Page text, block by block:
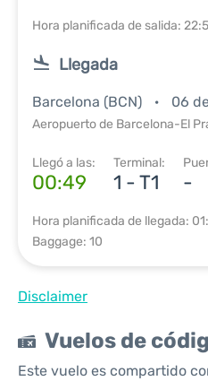
Hora planificada de salida:
Llegada
Barcelona (BCN) 06
Aeropuerto de Barcelona-El
Llegó a las:
00:49
Terminal:
1 - T1 -
Hora planificada de llegada:
Baggage: 10
Disclaimer
Vuelos de
Este vuelo es compartido